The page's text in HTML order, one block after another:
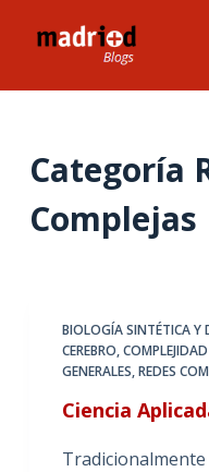
Categoría
Complejas
BIOLOGÍA SINTÉTICA Y
CEREBRO,
GENERALES,REDES
Ciencia